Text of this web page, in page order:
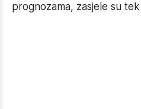
prognozama, zasjele su tek